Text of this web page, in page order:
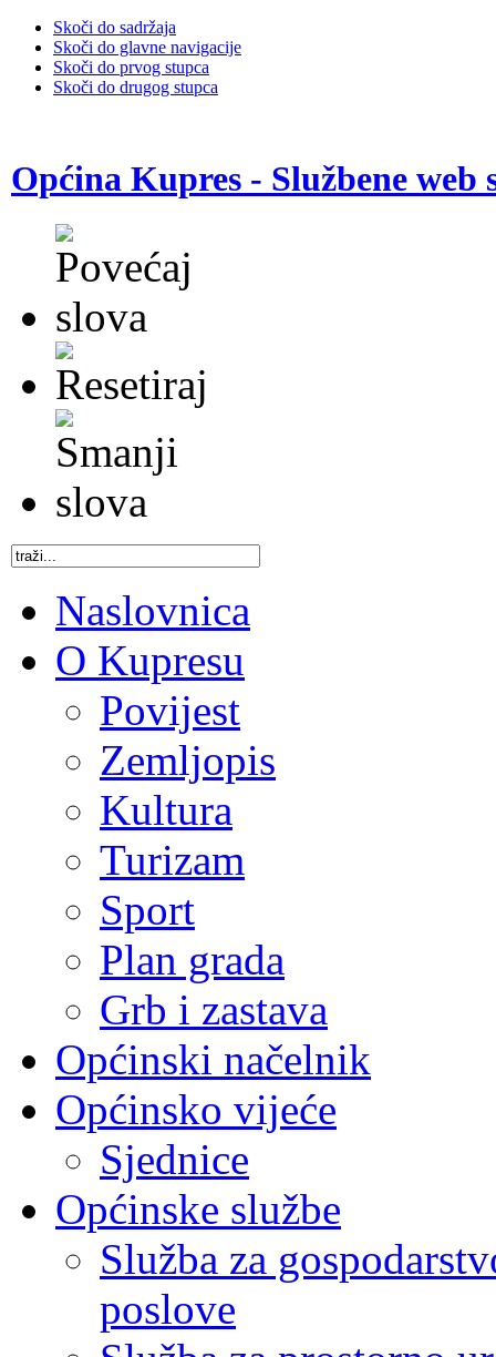
Skoči do sadržaja
Skoči do glavne navigacije
Skoči do prvog stupca
Skoči do drugog stupca
Općina Kupres - Službene web
Naslovnica
O Kupresu
Povijest
Zemljopis
Kultura
Turizam
Sport
Plan grada
Grb i zastava
Općinski načelnik
Općinsko vijeće
Sjednice
Općinske službe
Služba za
poslove